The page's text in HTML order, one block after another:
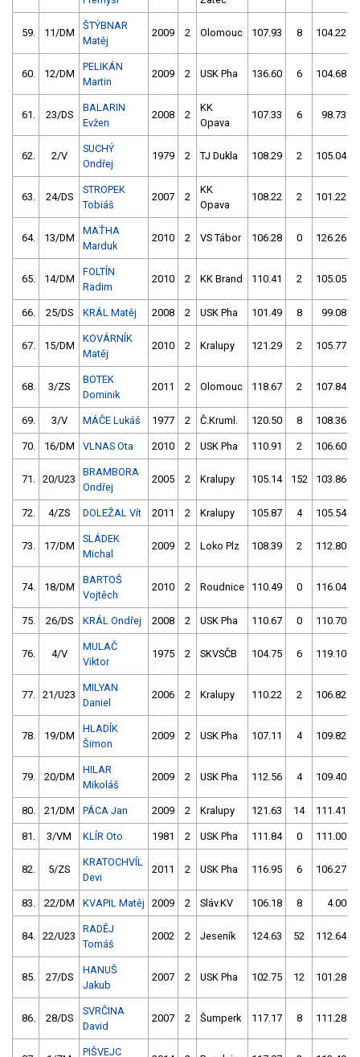
59. 11/DM
ŠTÝBNAR
Matěj
2009 2 Olomouc 107.93 8 104.22
60. 12/DM
PELIKÁN
Martin
2009 2 USK Pha 136.60 6 104.68
61. 23/DS
BALARIN
Evžen
2008 2
KK
Opava
107.33 6 98.73
62. 2/V
SUCHÝ
Ondřej
1979 2 TJ Dukla 108.29 2 105.04
63. 24/DS
STROPEK
Tobiáš
2007 2
KK
Opava
108.22 2 101.22
64. 13/DM
MAŤHA
Marduk
2010 2 VS Tábor 106.28 0 126.26
65. 14/DM
FOLTÍN
Radim
2010 2 KK Brand 110.41 2 105.05
66. 25/DS KRÁL Matěj 2008 2 USK Pha 101.49 8 99.08
67. 15/DM
KOVÁRNÍK
Matěj
2010 2 Kralupy 121.29 2 105.77
68. 3/ZS
BOTEK
Dominik
2011 2 Olomouc 118.67 2 107.84
69. 3/V MÁČE Lukáš 1977 2 Č.Kruml. 120.50 8 108.36
70. 16/DM VLNAS Ota 2010 2 USK Pha 110.91 2 106.60
71. 20/U23
BRAMBORA
Ondřej
2005 2 Kralupy 105.14 152 103.86
72. 4/ZS DOLEŽAL Vít 2011 2 Kralupy 105.87 4 105.54
73. 17/DM
SLÁDEK
Michal
2009 2 Loko Plz 108.39 2 112.80
74. 18/DM
BARTOŠ
Vojtěch
2010 2 Roudnice 110.49 0 116.04
75. 26/DS KRÁL Ondřej 2008 2 USK Pha 110.67 0 110.70
76. 4/V
MULAČ
Viktor
1975 2 SKVSČB 104.75 6 119.10
77. 21/U23
MILYAN
Daniel
2006 2 Kralupy 110.22 2 106.82
78. 19/DM
HLADÍK
Šimon
2009 2 USK Pha 107.11 4 109.82
79. 20/DM
HILAR
Mikoláš
2009 2 USK Pha 112.56 4 109.40
80. 21/DM PÁCA Jan 2009 2 Kralupy 121.63 14 111.41
81. 3/VM KLÍR Oto 1981 2 USK Pha 111.84 0 111.00
82. 5/ZS
KRATOCHVÍL
Devi
2011 2 USK Pha 116.95 6 106.27
83. 22/DM KVAPIL Matěj 2009 2 Sláv.KV 106.18 8 4.00
84. 22/U23
RADĚJ
Tomáš
2002 2 Jeseník 124.63 52 112.64
85. 27/DS
HANUŠ
Jakub
2007 2 USK Pha 102.75 12 101.28
86. 28/DS
SVRČINA
David
2007 2 Šumperk 117.17 8 111.28
PIŠVEJC